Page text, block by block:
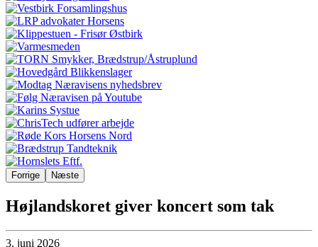
Forrige Næste
Højlandskoret giver koncert som tak
3. juni 2026